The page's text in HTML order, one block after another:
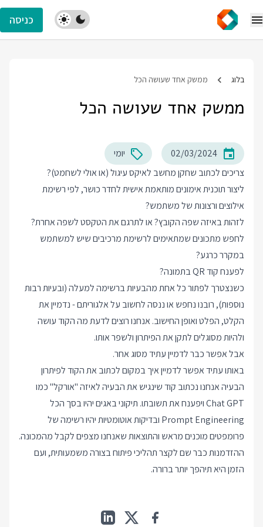
כניסה
בלוג ממשק אחד שעושה הכל
ממשק אחד שעושה הכל
02/03/2024
יומי
צריכים לכתוב שחקן מחשב לאיקס עיגול (או אולי לשחמט)?
ליצור תוכנית אימונים מותאמת אישית לחדר כושר, לפי רשימת
אילוצים ורצונות של משתמש?
לזהות באיזה שפה הקובץ? או לתרגם את הטקסט לשפה אחרת?
לחפש מתכונים שמתאימים לרשימת מרכיבים שיש למשתמש
במקרר כרגע?
לפענח קוד QR בתמונה?
כשנצטרך לפתור כל אחת מהבעיות ברשימה למעלה (ובעיות רבות
נוספות), רובנו נחפש או ננסה לחשוב על אלגוריתם - נדמיין את
הקלט, הפלט ואופן החישוב. אנחנו רוצים לדעת מה הקוד עושה
ולהיות מסוגלים לתקן את הפיתרון ולשפר אותו.
אבל אפשר כבר לדמיין עתיד מסוג אחר.
באותו עתיד אפשר לדמיין איך במקום לכתוב את הקוד לפיתרון
הבעיה אנחנו נכתוב קוד שינגיש את הבעיה לאיזה "אורקל" כמו
Chat GPT ויפענח את תשובתו. תיקוני באגים יהיו בסך הכל
Prompt Engineering ובדיקות אוטומטיות יהיו רשימה של
פרומפטים מוכנים מראש והתוצאות שאנחנו מצפים לקבל מהמכונה.
ההזדמנות כבר שם לקצר תהליכי פיתוח בצורה משמעותית, ועם
הזמן היא תיהפך יותר ברורה.